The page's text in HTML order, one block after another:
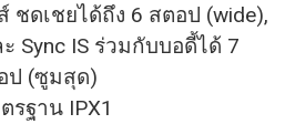
ชดเชยได้ถึง 6 สตอป (wide),
Sync IS ร่วมกับบอดี้ได้ 7
ป (ซูมสุด)
ฐาน IPX1